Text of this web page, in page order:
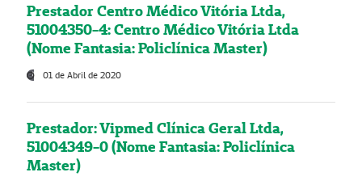
Prestador Centro Médico Vitória Ltda,
51004350-4: Centro Médico Vitória Ltda
(Nome Fantasia: Policlínica Master)
01 de Abril de 2020
Prestador: Vipmed Clínica Geral Ltda,
51004349-0 (Nome Fantasia: Policlínica
Master)